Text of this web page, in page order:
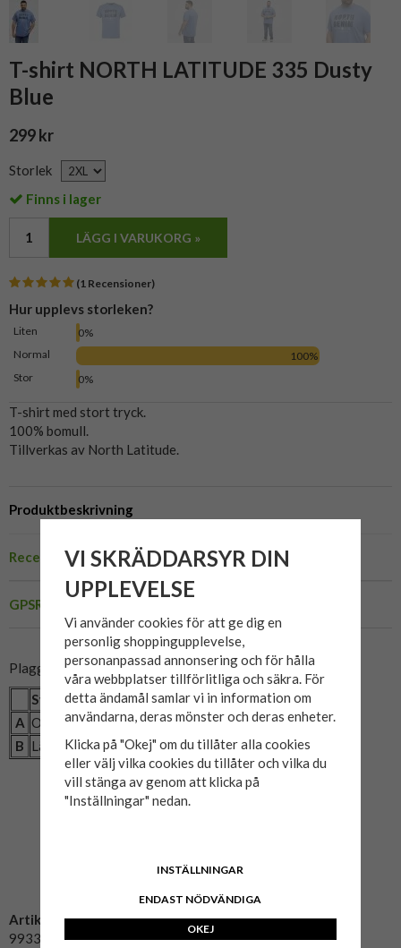
T-shirt NORTH LATITUDE 335 Dusty
Blue
299 kr
Storlek
Finns i lager
LÄGG I VARUKORG »
(1 Recensioner)
Hur upplevs storleken?
Liten
0%
Normal
100%
Stor
0%
Produktbeskrivning
Recensioner
GPSR
T-shirt med stort tryck.
100% bomull.
Tillverkas av North Latitude.
Plaggets mått:
Storlek
2XL 3XL 4XL 5XL 6XL 7XL
A Omkrets (cm) 128 136 148 156 166 176
184
B Längd (cm) 79 83 85 89 92 95
Artikelnummer:
99335-0545
VI SKRÄDDARSYR DIN
UPPLEVELSE
Vi använder cookies för att ge dig en
personlig shoppingupplevelse,
personanpassad annonsering och för hålla
våra webbplatser tillförlitliga och säkra. För
detta ändamål samlar vi in information om
användarna, deras mönster och deras enheter.
Klicka på "Okej" om du tillåter alla cookies
eller välj vilka cookies du tillåter och vilka du
vill stänga av genom att klicka på
"Inställningar" nedan.
INSTÄLLNINGAR
ENDAST NÖDVÄNDIGA
OKEJ